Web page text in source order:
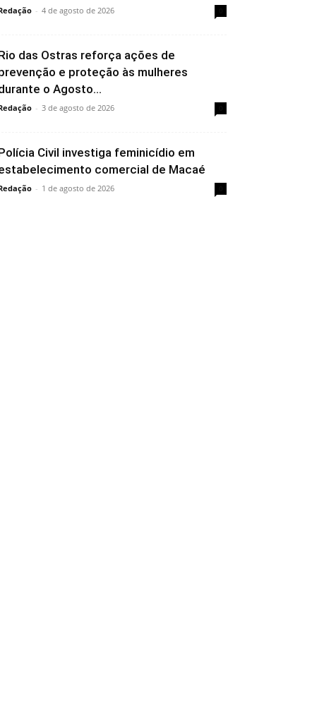
- 4 de agosto de 2026
das Ostras reforça ações de
e proteção às mulheres
o Agosto...
- 3 de agosto de 2026
Civil investiga feminicídio em
comercial de Macaé
- 1 de agosto de 2026